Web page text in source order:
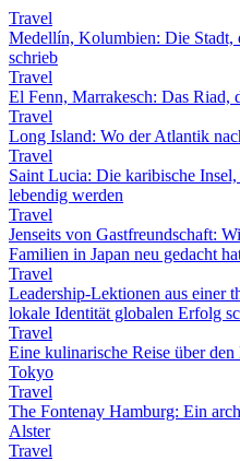
Travel
Medellín, Kolumbien: Die Stadt,
schrieb
Travel
El Fenn, Marrakesch: Das Riad,
Travel
Long Island: Wo der Atlantik
Travel
Saint Lucia: Die karibische
lebendig werden
Travel
Jenseits von Gastfreundschaft:
Familien in Japan neu gedacht
Travel
Leadership-Lektionen aus einer
lokale Identität globalen Erfolg
Travel
Eine kulinarische Reise über
Tokyo
Travel
The Fontenay Hamburg: Ein
Alster
Travel